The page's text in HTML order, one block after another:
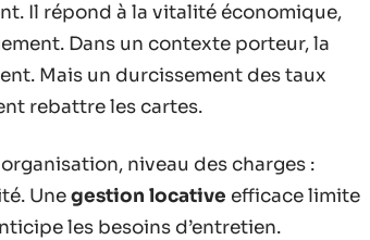
Il répond à la vitalité économique,
Dans un contexte porteur, la
Mais un durcissement des taux
rebattre les cartes.
niveau des charges :
Unegestion locative efficace limite
les besoins d’entretien.